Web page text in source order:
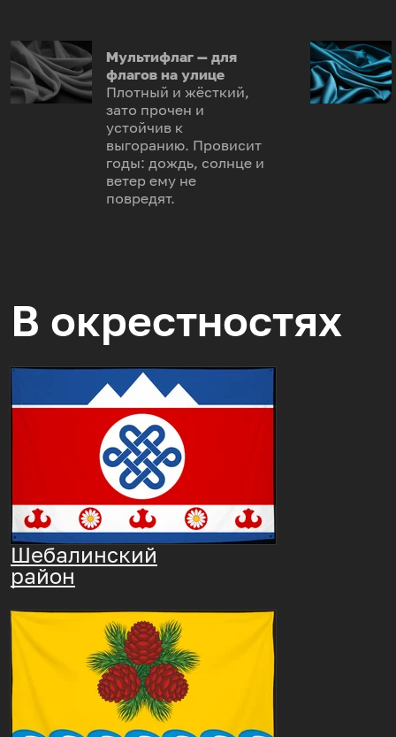
Мультифлаг — для
флагов на улице
Плотный и жёсткий,
зато прочен и
устойчив к
выгоранию. Провисит
годы: дождь, солнце и
ветер ему не
повредят.
В окрестностях
Шебалинский
район